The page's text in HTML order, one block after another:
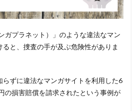
ガプラネット）」のような違法なマン
と、捜査の手が及ぶ危険性がありま
らずに違法なマンガサイトを利用した6
の損害賠償を請求されたという事例が